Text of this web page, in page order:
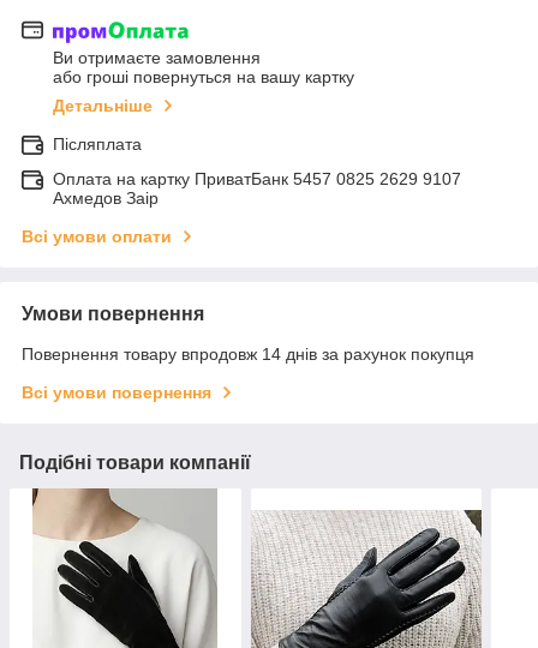
Ви отримаєте замовлення
або гроші повернуться на вашу картку
Детальніше
Післяплата
Оплата на картку ПриватБанк 5457 0825 2629 9107
Ахмедов Заір
Всі умови оплати
Умови повернення
Повернення товару впродовж 14 днів за рахунок покупця
Всі умови повернення
Подібні товари компанії